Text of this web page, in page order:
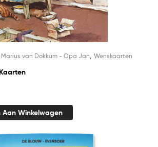
Marius van Dokkum - Opa Jan Wenskaarten
Aan Winkelwagen